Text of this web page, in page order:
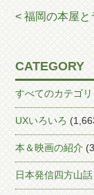
< 福岡の本屋と
CATEGORY
すべてのカテゴリ
UXいろいろ
本＆映画の紹介
日本発信四方山話